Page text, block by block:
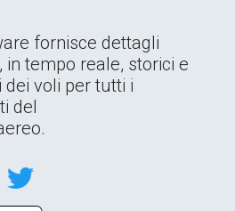
fornisce dettagli
in tempo reale, storici e
dei voli per tutti i
del